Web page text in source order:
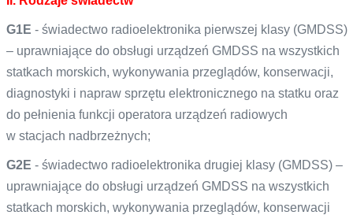
G1E - świadectwo radioelektronika pierwszej klasy (GMDSS)
– uprawniające do obsługi urządzeń GMDSS na wszystkich
statkach morskich, wykonywania przeglądów, konserwacji,
diagnostyki i napraw sprzętu elektronicznego na statku oraz
do pełnienia funkcji operatora urządzeń radiowych
w stacjach nadbrzeżnych;
G2E - świadectwo radioelektronika drugiej klasy (GMDSS) –
uprawniające do obsługi urządzeń GMDSS na wszystkich
statkach morskich, wykonywania przeglądów, konserwacji